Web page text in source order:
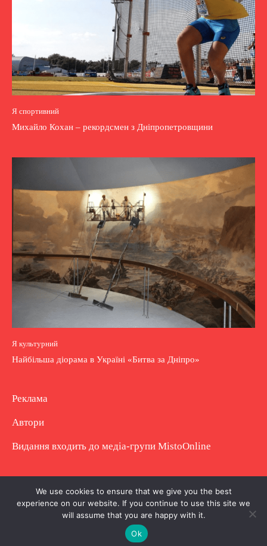
Я спортивний
Михайло Кохан – рекордсмен з Дніпропетровщини
Я культурний
Найбільша діорама в Україні «Битва за Дніпро»
Реклама
Автори
Видання входить до медіа-групи MistoOnline
Copyright © Повне використання матеріалу
заборонено. Частково можна з гіперпосиланням.
We use cookies to ensure that we give you the best
experience on our website. If you continue to use this site we
will assume that you are happy with it.
Ok